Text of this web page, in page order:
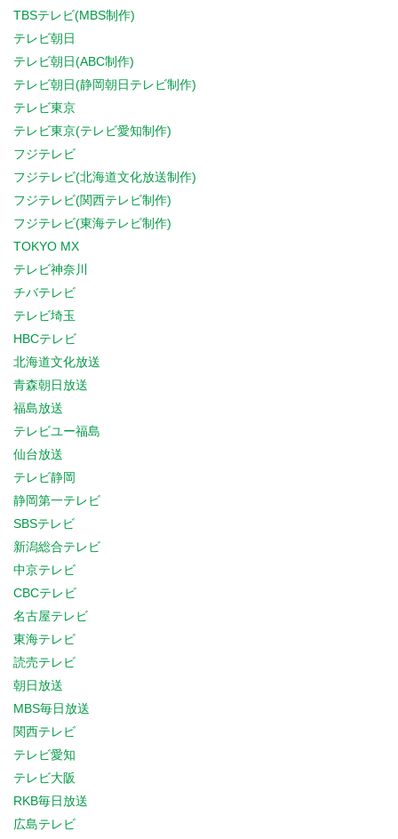
TBSテレビ(MBS制作)
テレビ朝日
テレビ朝日(ABC制作)
テレビ朝日(静岡朝日テレビ制作)
テレビ東京
テレビ東京(テレビ愛知制作)
フジテレビ
フジテレビ(北海道文化放送制作)
フジテレビ(関西テレビ制作)
フジテレビ(東海テレビ制作)
TOKYO MX
テレビ神奈川
チバテレビ
テレビ埼玉
HBCテレビ
北海道文化放送
青森朝日放送
福島放送
テレビユー福島
仙台放送
テレビ静岡
静岡第一テレビ
SBSテレビ
新潟総合テレビ
中京テレビ
CBCテレビ
名古屋テレビ
東海テレビ
読売テレビ
朝日放送
MBS毎日放送
関西テレビ
テレビ愛知
テレビ大阪
RKB毎日放送
広島テレビ